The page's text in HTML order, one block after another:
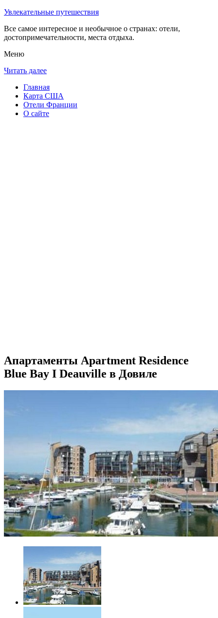
Увлекательные путешествия
Все самое интересное и необычное о странах: отели,
достопримечательности, места отдыха.
Меню
Читать далее
Главная
Карта США
Отели Франции
О сайте
Апартаменты Apartment Residence
Blue Bay I Deauville в Довиле